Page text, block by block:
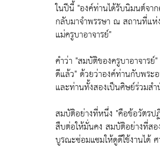
ในปีนี้ "องค์ท่านได้รับนิมนต์จา
กลับมาจำพรรษา ณ สถานที่แห่
แม่ครูบาอาจารย์"
คำว่า "สมบัติของครูบาอาจารย์"
ดีแล้ว"ด้วยว่าองค์ท่านกับพระ
และท่านทั้งสองเป็นศิษย์ร่วมส
สมบัติอย่างที่หนึ่ง "คือข้อวัตร
สืบต่อให้มั่นคง สมบัติอย่างที่ส
บูรณะซ่อมแซมให้ดูดีใช้งานได้